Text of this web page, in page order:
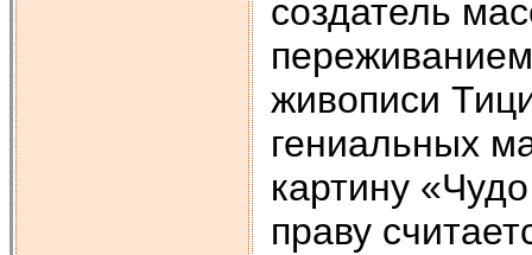
создатель
живописи
гениальных
картину
праву